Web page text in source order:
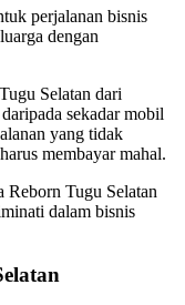
perjalanan bisnis
dengan
Selatan dari
sekadar mobil
yang tidak
membayar mahal.
Reborn Tugu Selatan
dalam bisnis